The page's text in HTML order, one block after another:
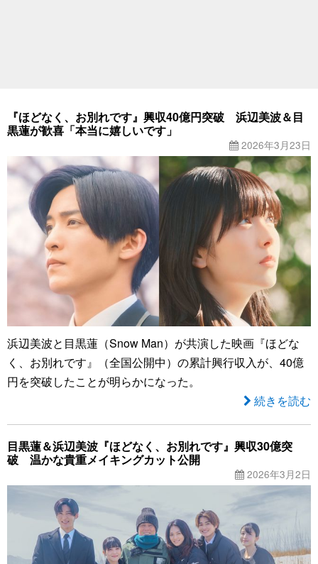
『ほどなく、お別れです』興収40億円突破 浜辺美波＆目
黒蓮が歓喜「本当に嬉しいです」
2026年3月23日
浜辺美波と目黒蓮（Snow Man）が共演した映画『ほどな
く、お別れです』（全国公開中）の累計興行収入が、40億
円を突破したことが明らかになった。
続きを読む
目黒蓮＆浜辺美波『ほどなく、お別れです』興収30億突
破 温かな貴重メイキングカット公開
2026年3月2日